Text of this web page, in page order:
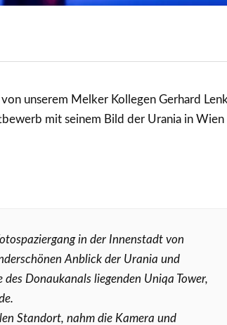
unserem Melker Kollegen Gerhard
mit seinem Bild der Urania in Wien
in der Innenstadt von
Anblick der Urania und
Donaukanals liegenden Uniqa Tower,
Standort, nahm die Kamera und